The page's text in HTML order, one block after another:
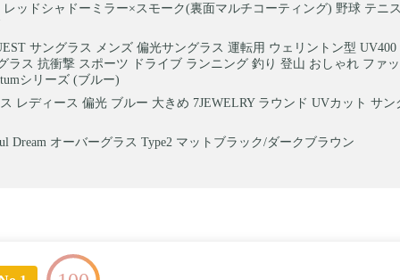
ッドシャドーミラー×スモーク(裏面マルチコーティング) 野球 テニ
サングラス メンズ 偏光サングラス 運転用 ウェリントン型 UV400
ラス 抗衝撃 スポーツ ドライブ ランニング 釣り 登山 おしゃれ ファ
シリーズ (ブルー)
レディース 偏光 ブルー 大きめ 7JEWELRY ラウンド UVカット サン
Dream オーバーグラス Type2 マットブラック/ダークブラウン